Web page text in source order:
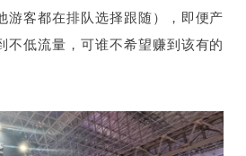
游客都在排队选择跟随），即便产
不低流量，可谁不希望赚到该有的